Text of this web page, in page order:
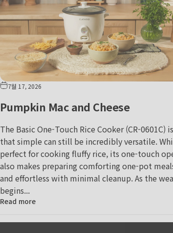
7월 17, 2026
Pumpkin Mac and Cheese
The Basic One-Touch Rice Cooker (CR-0601C)
that simple can still be incredibly versatile.
perfect for cooking fluffy rice, its one-touch
also makes preparing comforting one-pot
and effortless with minimal cleanup. As the
begins...
Read more